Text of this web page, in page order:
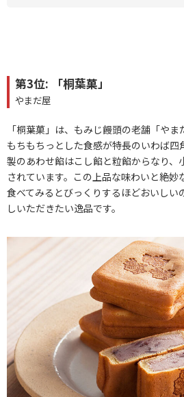
第3位: 「桐葉菓」
やまだ屋
「桐葉菓」は、もみじ饅頭の老舗「やま
もちもちっとした食感が特長のいわば四
製のあわせ餡はこし餡と粒餡からなり、
されています。この上品な味わいと絶妙
食べてみるとびっくりするほどおいしい
しいただきたい逸品です。